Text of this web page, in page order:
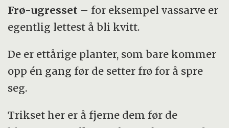
Frø-ugresset – for eksempel vassarve er
egentlig lettest å bli kvitt.
De er ettårige planter, som bare kommer
opp én gang før de setter frø for å spre
seg.
Trikset her er å fjerne dem før de